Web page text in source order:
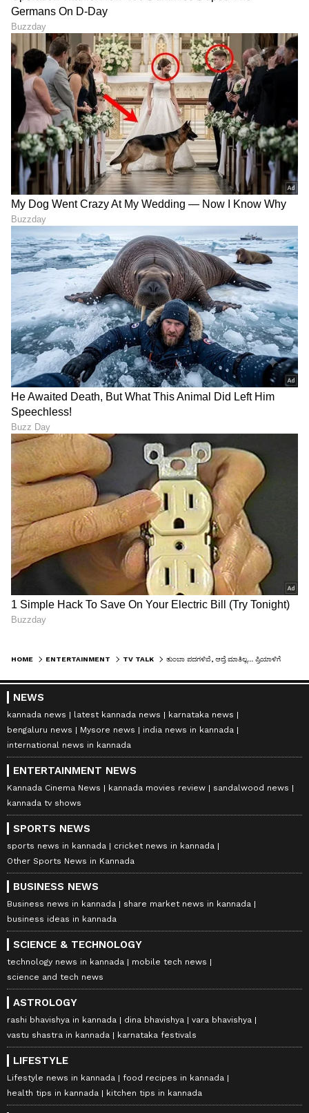
HOME ENTERTAINMENT TV TALK
NEWS
kannada news latest kannada news
karnataka news
bengaluru news
Mysore news
india news in kannada
international news in kannada
ENTERTAINMENT NEWS
Kannada Cinema News kannada movies review
sandalwood news
kannada tv shows
SPORTS NEWS
sports news in kannada
cricket news in kannada
Other Sports News in Kannada
BUSINESS NEWS
Business news in kannada
share market news in kannada
business ideas in kannada
SCIENCE & TECHNOLOGY
technology news in kannada
mobile tech news
science and tech news
ASTROLOGY
rashi bhavishya in kannada dina bhavishya
vara bhavishya
vastu shastra in kannada
karnataka festivals
LIFESTYLE
Lifestyle news in kannada
food recipes in kannada
health tips in kannada
kitchen tips in kannada